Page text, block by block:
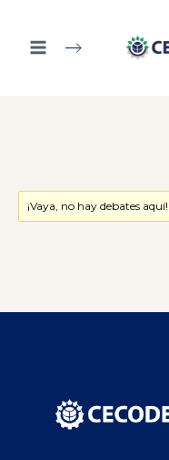
contenido
¡Vaya, no hay debates aquí!